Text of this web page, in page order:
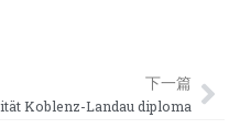
下一篇
Koblenz-Landau diploma